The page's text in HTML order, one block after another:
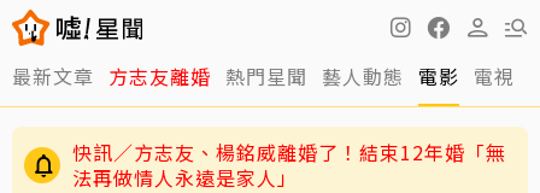
最新文章 方志友離婚 熱門星聞 藝人動態 電影 電視
快訊／方志友、楊銘威離婚了！結束12年婚「無
法再做情人永遠是家人」